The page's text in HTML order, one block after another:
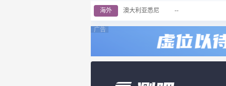
海外 澳大利亚悉尼 --
广告